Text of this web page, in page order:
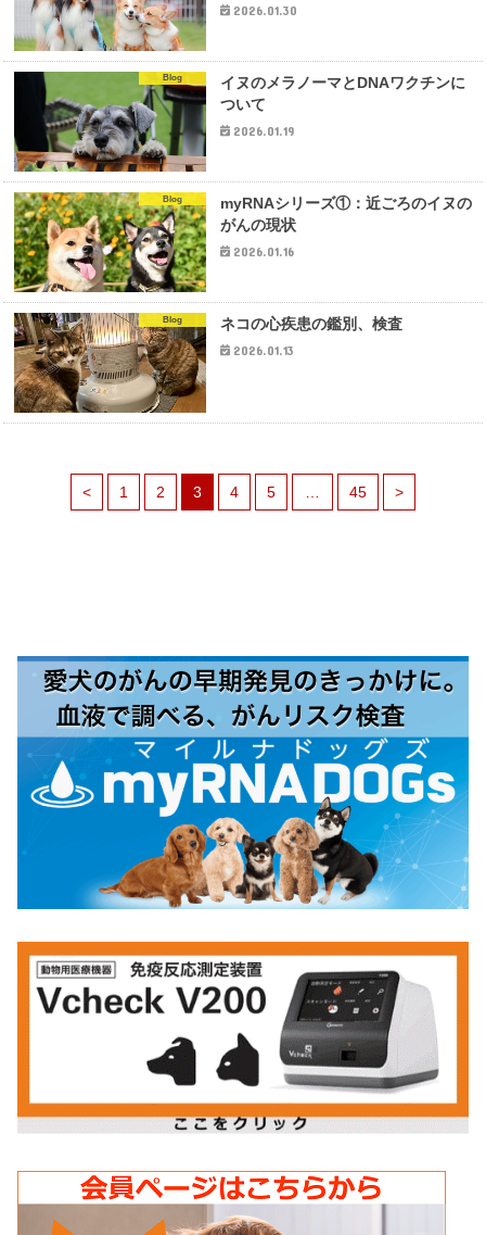
2026.01.30
Blog
イヌのメラノーマとDNAワクチンに
ついて
2026.01.19
Blog
myRNAシリーズ①：近ごろのイヌの
がんの現状
2026.01.16
Blog ネコの心疾患の鑑別、検査
2026.01.13
< 1 2 3 4 5 45 >